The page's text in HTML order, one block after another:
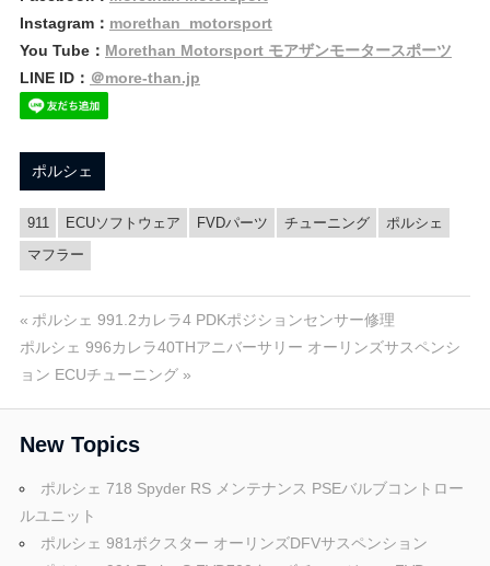
Instagram： morethan_motorsport
You Tube： Morethan Motorsport モアザンモータースポーツ
LINE ID： ＠more-than.jp
ポルシェ
911 ECUソフトウェア FVDパーツ チューニング
ポルシェ
マフラー
投
稿
ナ
ビ
ゲ
ー
前
の
投
ポルシェ 991.2カレラ4 PDKポジションセンサー修理
次
の
ポルシェ 996カレラ40THアニバーサリー オーリンズサスペンシ
ョン ECUチューニング
New Topics
ポルシェ 718 Spyder RS メンテナンス PSEバルブコントロー
ルユニット
ポルシェ 981ボクスター オーリンズDFVサスペンション